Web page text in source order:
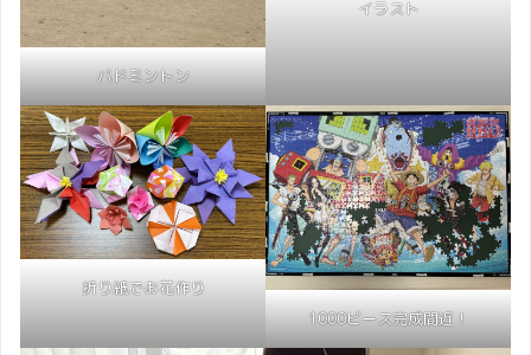
バドミントン
イラスト
折り紙でお花作り
1000ピース完成間近！